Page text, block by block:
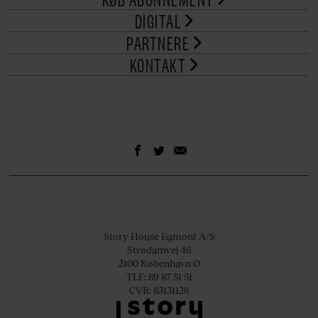
DIGITAL
PARTNERE
KONTAKT
Story House Egmont A/S
Strødamvej 46
2100 København Ø
TLF: 89 87 51 51
CVR: 83131128